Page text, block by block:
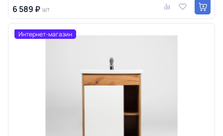
6 589 ₽ шт
Интернет-магазин